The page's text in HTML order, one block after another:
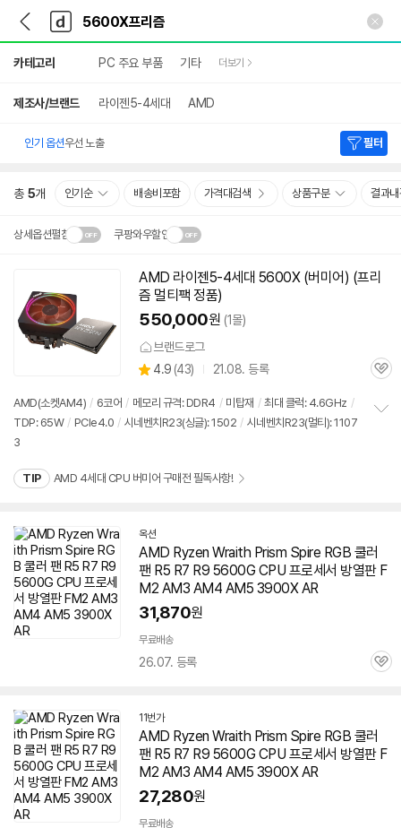
다
나
와
가
기
다
와
메
인
카테고리 PC 주요 부품 기타 더보기
제조사/브랜드 라이젠5-4세대 AMD
인기 옵션우선 노출 필터
총 5개 인기순 배송비포함 가격대검색 상품구분 결과
상세옵션펼침 쿠팡와우할인
배송·설치비가 달라집니다.닫
기
AMD 라이젠5-4세대 5600X(버미어) (프리
즘 멀티팩 정품)
550,000원 (1몰)
브랜드로그
별
점
4.9 (상
리
뷰
43) 21.08. 등록
관
AMD(소켓AM4) / 6코어 / 메모리 규격: DDR4 / 미탑재 / 최대 클럭: 4.6GHz /
TDP: 65W / PCIe4.0 / 시네벤치R23(싱글): 1502 / 시네벤치R23(멀티): 1107
3
TIP AMD 4세대 CPU 버미어 구매전 필독사항!
옥션
AMD Ryzen Wraith Prism Spire RGB 쿨러
팬 R5 R7 R9 5600G CPU 프로세서 방열판 F
M2 AM3 AM4 AM5 3900X AR
31,870원
무료배송
26.07. 등록
관
11번가
AMD Ryzen Wraith Prism Spire RGB 쿨러
팬 R5 R7 R9 5600G CPU 프로세서 방열판 F
M2 AM3 AM4 AM5 3900X AR
27,280원
무료배송